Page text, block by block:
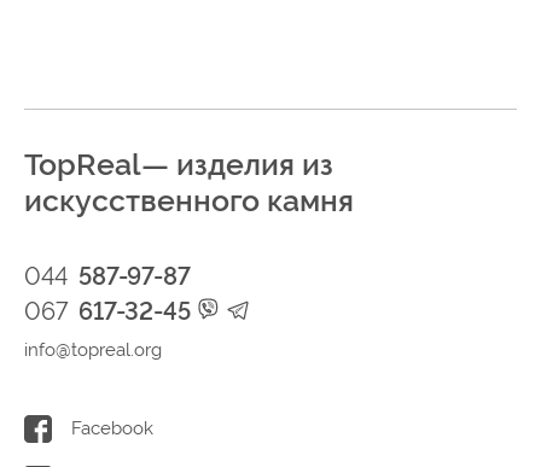
TopReal— изделия из
искусственного камня
044 587-97-87
067 617-32-45
info@topreal.org
Facebook